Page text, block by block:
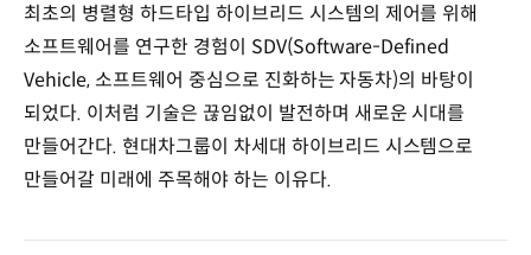
최초의 병렬형 하드타입 하이브리드 시스템의 제어를 위해
소프트웨어를 연구한 경험이 SDV(Software-Defined
Vehicle, 소프트웨어 중심으로 진화하는 자동차)의 바탕이
되었다. 이처럼 기술은 끊임없이 발전하며 새로운 시대를
만들어간다. 현대차그룹이 차세대 하이브리드 시스템으로
만들어갈 미래에 주목해야 하는 이유다.